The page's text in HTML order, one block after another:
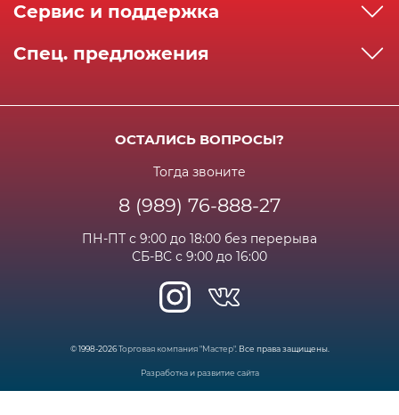
Сервисный центр
Сервис и поддержка
Доставка
Возрат и гарантия
Спец. предложения
Часто задаваемые вопросы
ОСТАЛИСЬ ВОПРОСЫ?
Тогда звоните
8 (989) 76-888-27
ПН-ПТ с 9:00 до 18:00 без перерыва
СБ-ВС с 9:00 до 16:00
© 1998-2026Торговая компания "Мастер". Все права защищены.
Разработка и развитие сайта